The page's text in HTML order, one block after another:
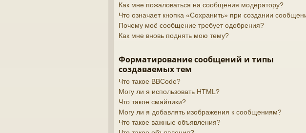
Как мне пожаловаться на сообщения модератору?
Что означает кнопка «Сохранить» при создании
Почему моё сообщение требует одобрения?
Как мне вновь поднять мою тему?
Форматирование сообщений и типы
создаваемых тем
Что такое BBCode?
Могу ли я использовать HTML?
Что такое смайлики?
Могу ли я добавлять изображения к сообщениям?
Что такое важные объявления?